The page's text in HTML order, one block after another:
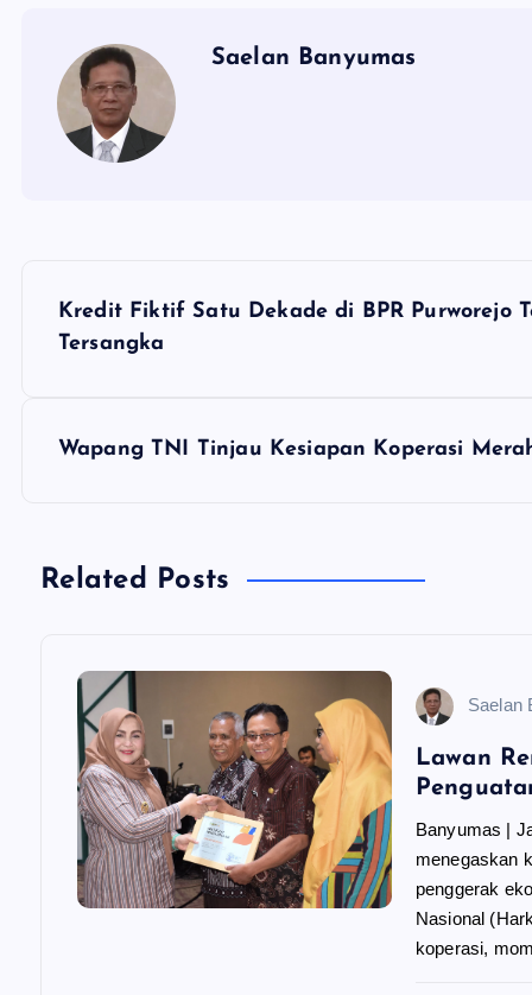
Saelan Banyumas
N
g
Kredit Fiktif Satu Dekade di BPR Purworejo
Tersangka
Wapang TNI Tinjau Kesiapan Koperasi
Related Posts
Saelan
Lawan
Banyumas |
menegaskan
penggerak
Nasional
koperasi,